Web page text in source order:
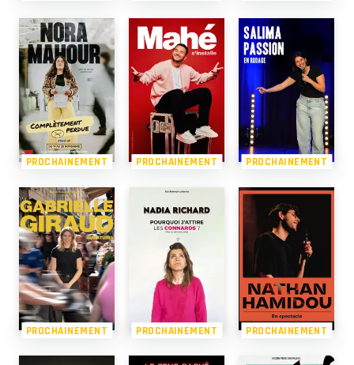
PROCHAINEMENT PROCHAINEMENT PROCHAINEMENT
PROCHAINEMENT PROCHAINEMENT PROCHAINEMENT